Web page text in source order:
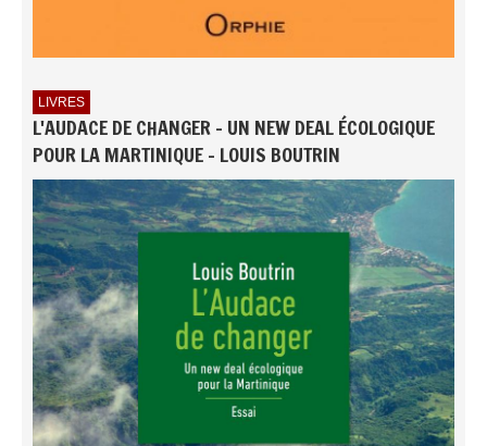
LIVRES
L'AUDACE DE CHANGER - UN NEW DEAL ÉCOLOGIQUE
POUR LA MARTINIQUE - LOUIS BOUTRIN